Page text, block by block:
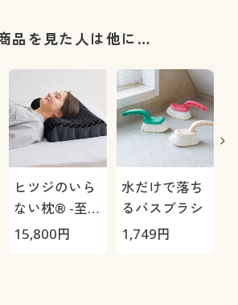
品を見た人は他に…
ヒツジのいら
ない枕® -至
極-
15,800円
水だけで落ち
るバスブラシ
1,749円